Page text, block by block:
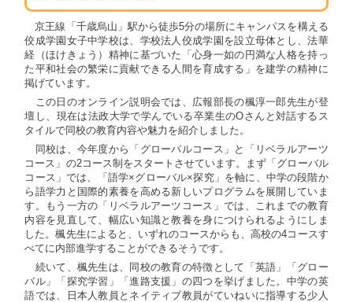
京王線「千歳烏山」駅から徒歩5分の場所にキャンパスを構える
佼成学園女子中学校は、学校法人佼成学園を設立母体とし、法華
経（ほけきょう）精神に基づいた「心身一如の円満な人格を持っ
た平和社会の繁栄に貢献できる人間を育成する」を建学の精神に
掲げています。
この日のオンライン説明会では、広報部長の楓淳一郎先生が登
壇し、現在は法政大学で学んでいる卒業生のOさんと対話するス
タイルで同校の教育内容や魅力を紹介しました。
同校は、今年度から「グローバルコース」と「リベラルアーツ
コース」の2コース制をスタートさせています。まず「グローバル
コース」では、「語学×グローバル×探究」を軸に、中学の段階か
ら語学力と国際的素養を高める新しいプログラムを展開していま
す。もう一方の「リベラルアーツコース」では、これまでの教育
内容を見直して、幅広い知識と教養を身につけられるようにしま
した。楓先生によると、いずれのコースからも、高校の4コースす
べてに内部進学することができるそうです。
続いて、楓先生は、同校の教育の特徴として「英語」「グロー
バル」「探究学習」「進路支援」の四つを挙げました。中学の英
語では、日本人教員とネイティブ教員がていねいに指導する少人